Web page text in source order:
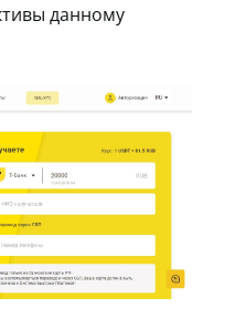
данному